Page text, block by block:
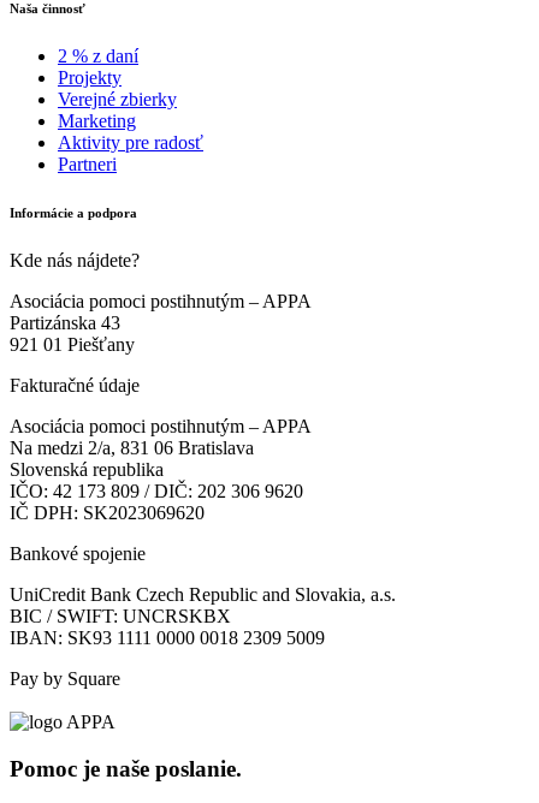
Naša činnosť
2 % z daní
Projekty
Verejné zbierky
Marketing
Aktivity pre radosť
Partneri
Informácie a podpora
Kde nás nájdete?
Asociácia pomoci postihnutým – APPA
Partizánska 43
921 01 Piešťany
Fakturačné údaje
Asociácia pomoci postihnutým – APPA
Na medzi 2/a, 831 06 Bratislava
Slovenská republika
IČO: 42 173 809 / DIČ: 202 306 9620
IČ DPH: SK2023069620
Bankové spojenie
UniCredit Bank Czech Republic and Slovakia, a.s.
BIC / SWIFT: UNCRSKBX
IBAN: SK93 1111 0000 0018 2309 5009
Pay by Square
Pomoc je naše poslanie.